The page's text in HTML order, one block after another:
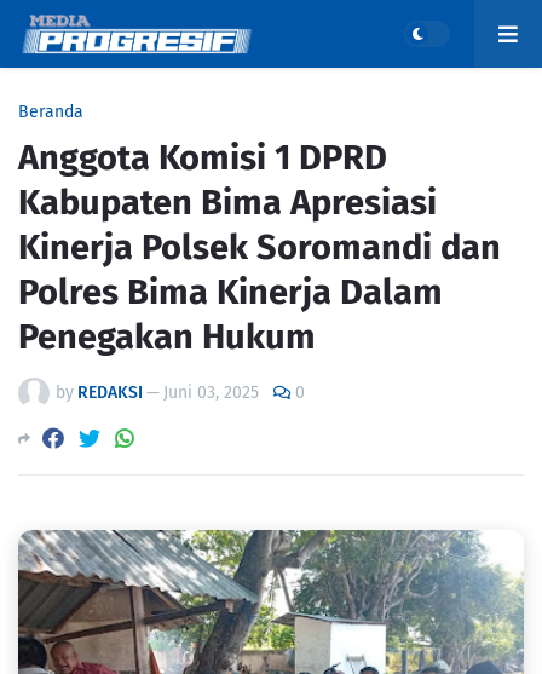
Beranda
Anggota Komisi 1 DPRD
Kabupaten Bima Apresiasi
Kinerja Polsek Soromandi dan
Polres Bima Kinerja Dalam
Penegakan Hukum
by REDAKSI — Juni 03, 2025 0